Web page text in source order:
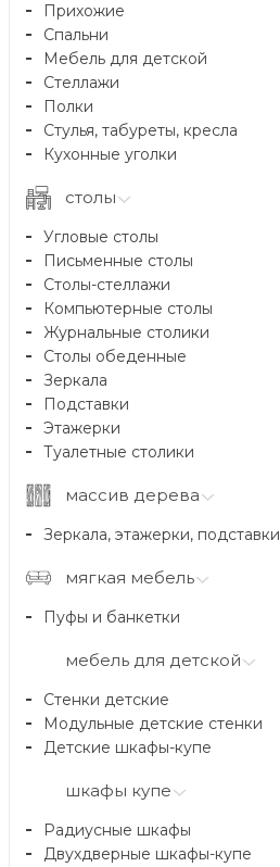
Прихожие
Спальни
Мебель для детской
Стеллажи
Полки
Стулья, табуреты, кресла
Кухонные уголки
столы
Угловые столы
Письменные столы
Столы-стеллажи
Компьютерные столы
Журнальные столики
Столы обеденные
Зеркала
Подставки
Этажерки
Туалетные столики
массив дерева
Зеркала, этажерки, подставки
мягкая мебель
Пуфы и банкетки
мебель для детской
Стенки детские
Модульные детские стенки
Детские шкафы-купе
шкафы купе
Радиусные шкафы
Двухдверные шкафы-купе